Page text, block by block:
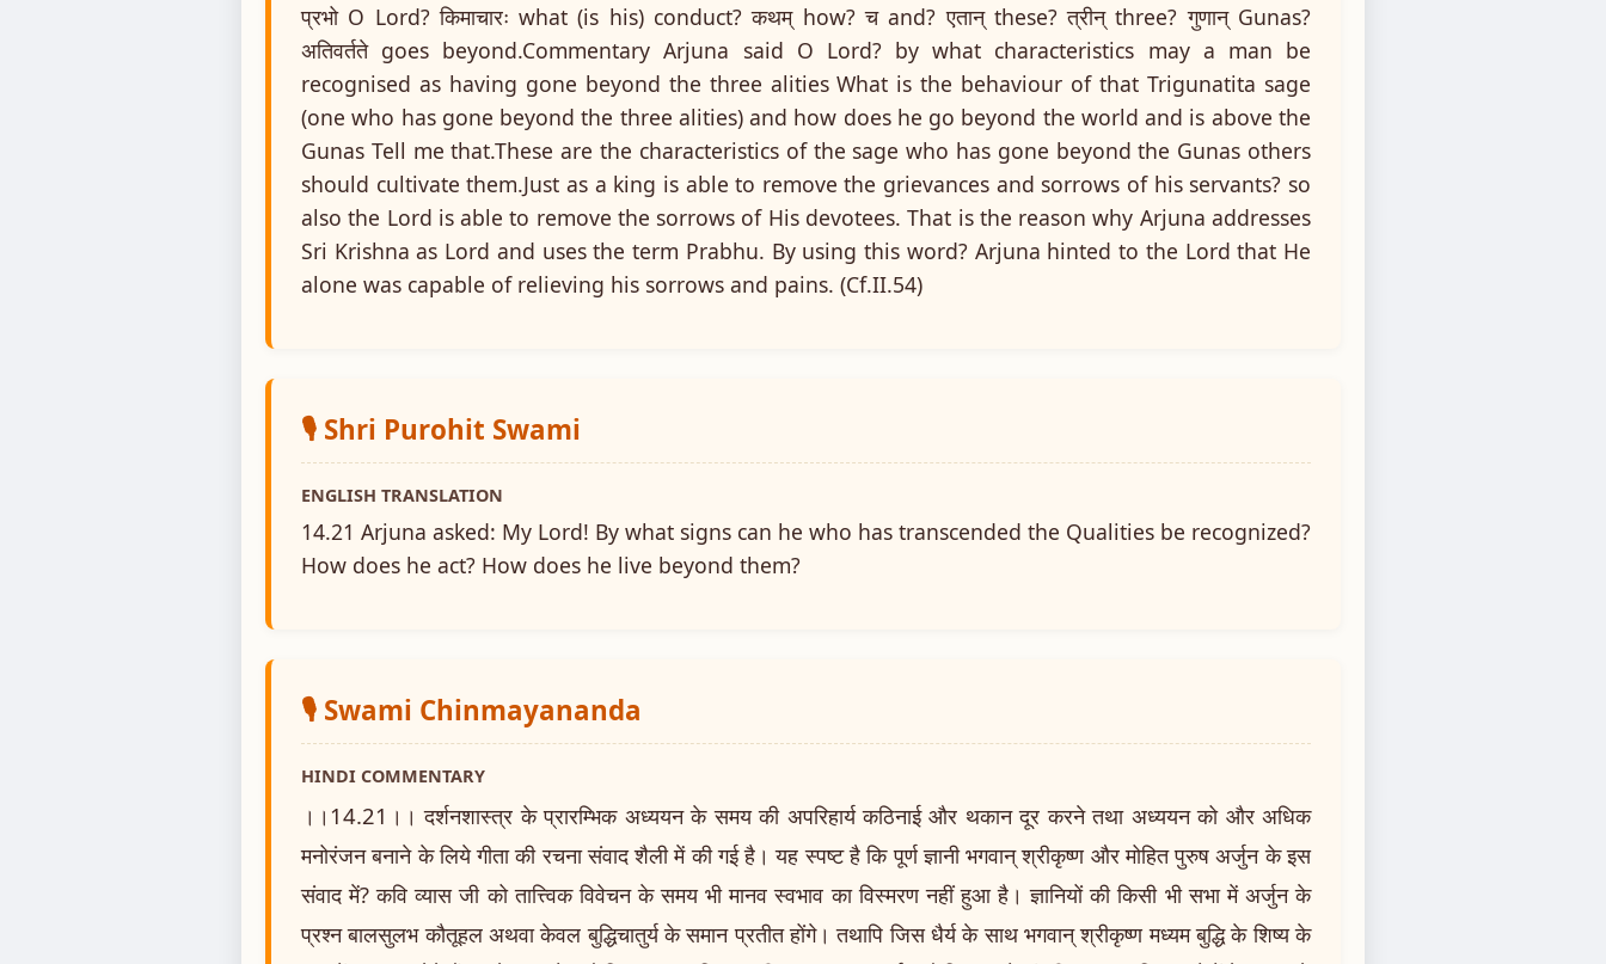
प्रभो O Lord? किमाचारः what (is his) conduct? कथम् how? च and? एतान् these? त्रीन् three? गुणान् Gunas?
अतिवर्तते goes beyond.Commentary Arjuna said O Lord? by what characteristics may a man be
recognised as having gone beyond the three alities What is the behaviour of that Trigunatita sage
(one who has gone beyond the three alities) and how does he go beyond the world and is above the
Gunas Tell me that.These are the characteristics of the sage who has gone beyond the Gunas others
should cultivate them.Just as a king is able to remove the grievances and sorrows of his servants? so
also the Lord is able to remove the sorrows of His devotees. That is the reason why Arjuna addresses
Sri Krishna as Lord and uses the term Prabhu. By using this word? Arjuna hinted to the Lord that He
alone was capable of relieving his sorrows and pains. (Cf.II.54)
🎙️ Shri Purohit Swami
ENGLISH TRANSLATION
14.21 Arjuna asked: My Lord! By what signs can he who has transcended the Qualities be recognized?
How does he act? How does he live beyond them?
🎙️ Swami Chinmayananda
HINDI COMMENTARY
।।14.21।। दर्शनशास्त्र के प्रारम्भिक अध्ययन के समय की अपरिहार्य कठिनाई और थकान दूर करने तथा अध्ययन को और अधिक
मनोरंजन बनाने के लिये गीता की रचना संवाद शैली में की गई है। यह स्पष्ट है कि पूर्ण ज्ञानी भगवान् श्रीकृष्ण और मोहित पुरुष अर्जुन के इस
संवाद में? कवि व्यास जी को तात्त्विक विवेचन के समय भी मानव स्वभाव का विस्मरण नहीं हुआ है। ज्ञानियों की किसी भी सभा में अर्जुन के
प्रश्न बालसुलभ कौतूहल अथवा केवल बुद्धिचातुर्य के समान प्रतीत होंगे। तथापि जिस धैर्य के साथ भगवान् श्रीकृष्ण मध्यम बुद्धि के शिष्य के